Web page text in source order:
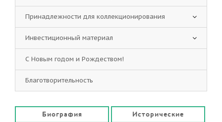
Биография Исторические
Принадлежности для коллекционирования
Инвестиционный материал
С Новым годом и Рождеством!
Благотворительность